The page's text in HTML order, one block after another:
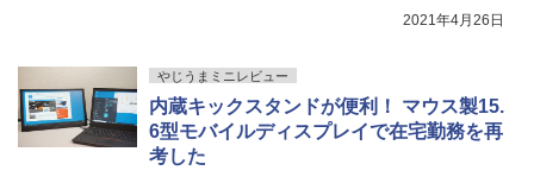
2021年4月26日
やじうまミニレビュー
内蔵キックスタンドが便利！ マウス製15.
6型モバイルディスプレイで在宅勤務を再
考した